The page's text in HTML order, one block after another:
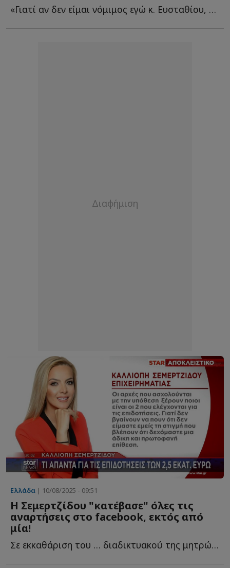
«Γιατί αν δεν είμαι νόμιμος εγώ κ. Ευσταθίου, δεν είναι κ...
Ελλάδα | 10/08/2025 - 09:51
Η Σεμερτζίδου "κατέβασε" όλες τις
αναρτήσεις στο facebook, εκτός από
μία!
Σε εκκαθάριση του … διαδικτυακού της μητρώου π...